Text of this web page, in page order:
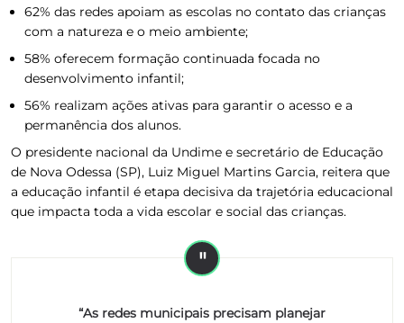
62% das redes apoiam as escolas no contato das crianças
com a natureza e o meio ambiente;
58% oferecem formação continuada focada no
desenvolvimento infantil;
56% realizam ações ativas para garantir o acesso e a
permanência dos alunos.
O presidente nacional da Undime e secretário de Educação
de Nova Odessa (SP), Luiz Miguel Martins Garcia, reitera que
a educação infantil é etapa decisiva da trajetória educacional
que impacta toda a vida escolar e social das crianças.
“As redes municipais precisam planejar